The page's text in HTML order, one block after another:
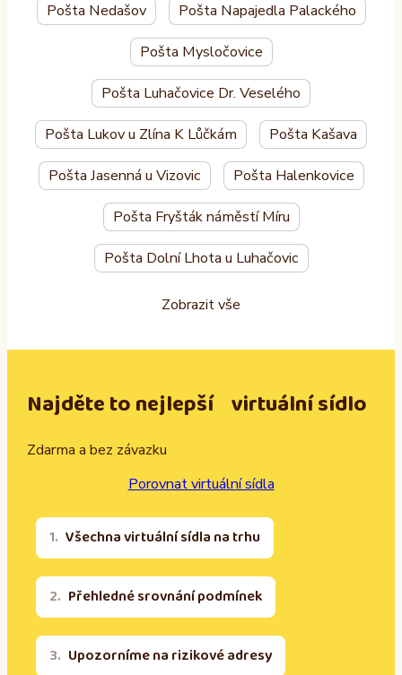
Pošta Nedašov Pošta Napajedla Palackého
Pošta Mysločovice
Pošta Luhačovice Dr. Veselého
Pošta Lukov u Zlína K Lůčkám Pošta Kašava
Pošta Jasenná u Vizovic Pošta Halenkovice
Pošta Fryšták náměstí Míru
Pošta Dolní Lhota u Luhačovic
Zobrazit vše
Najděte to nejlepší virtuální sídlo
Zdarma a bez závazku
Porovnat virtuální sídla
Všechna virtuální sídla na trhu
Přehledné srovnání podmínek
Upozorníme na rizikové adresy